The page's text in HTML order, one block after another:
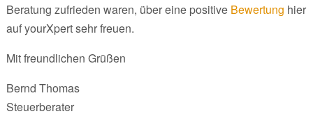
Beratung zufrieden waren, über eine positive Bewertung hier
auf yourXpert sehr freuen.
Mit freundlichen Grüßen
Bernd Thomas
Steuerberater